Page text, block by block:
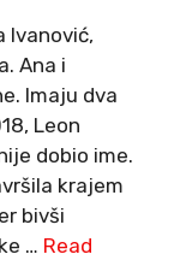
Ivanović,
Ana i
Imaju dva
Leon
dobio ime.
krajem
bivši
… Read